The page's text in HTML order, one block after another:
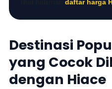
lihat halamandaftar harga
Destinasi
yang Cocok
dengan Hiace